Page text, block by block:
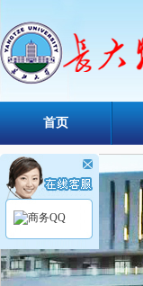
首页